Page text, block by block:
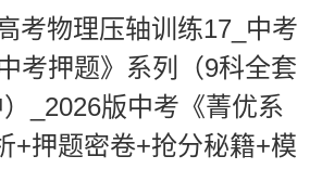
考物理压轴训练17_中考
考押题》系列（9科全套
_2026版中考《菁优系
+押题密卷+抢分秘籍+模